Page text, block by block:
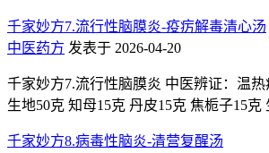
千家妙方7.流行性脑膜炎-疫疠解毒清心汤
中医药方 发表于 2026-04-20
千家妙方7.流行性脑膜炎 中医辨证：温
生地50克 知母15克 丹皮15克 焦栀子15克
千家妙方8.病毒性脑炎-清营复醒汤